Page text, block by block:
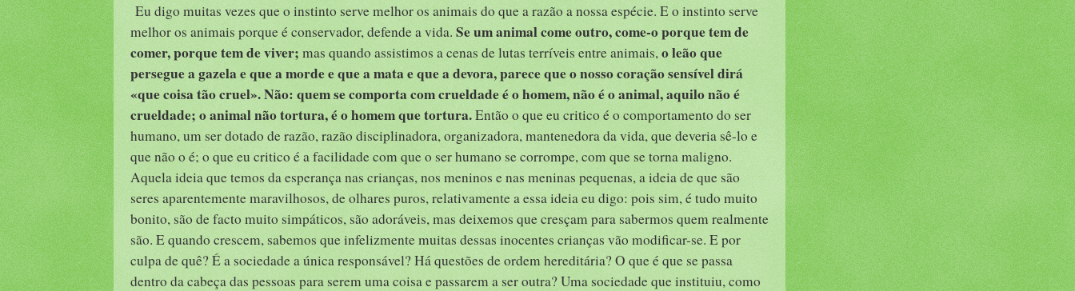
Eu digo muitas vezes que o instinto serve melhor os animais do que a razão a nossa espécie. E o instinto serve
melhor os animais porque é conservador, defende a vida. Se um animal come outro,come-o porque tem de
comer, porque tem de viver; mas quando assistimos a cenas de lutas terríveis entre animais,o leão que
persegue a gazela e que a morde e que a mata e que a devora, parece que o nosso coração sensível dirá
«que coisa tão cruel». Não: quem se comporta com crueldade é o homem, não é o animal, aquilo não é
crueldade; o animal não tortura, é o homem que tortura.Então o que eu critico é o comportamento do ser
humano, um ser dotado de razão, razão disciplinadora, organizadora, mantenedora da vida, que deveria sê-lo e
que não o é; o que eu critico é a facilidade com que o ser humano se corrompe, com que se torna maligno.
Aquela ideia que temos da esperança nas crianças, nos meninos e nas meninas pequenas, a ideia de que são
seres aparentemente maravilhosos, de olhares puros, relativamente a essa ideia eu digo: pois sim, é tudo muito
bonito, são de facto muito simpáticos, são adoráveis, mas deixemos que cresçam para sabermos quem realmente
são. E quando crescem, sabemos que infelizmente muitas dessas inocentes crianças vão modificar-se. E por
culpa de quê? É a sociedade a única responsável? Há questões de ordem hereditária? O que é que se passa
dentro da cabeça das pessoas para serem uma coisa e passarem a ser outra? Uma sociedade que instituiu, como